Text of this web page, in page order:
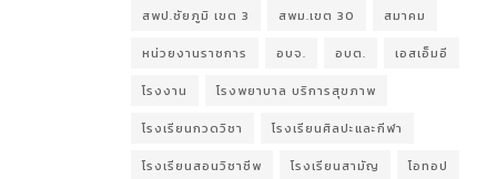
สพป.ชัยภูมิ เขต 3 สพม.เขต 30 สมาคม
หน่วยงานราชการ อบจ. อบต. เอสเอ็มอี
โรงงาน โรงพยาบาล บริการสุขภาพ
โรงเรียนกวดวิชา โรงเรียนศิลปะและกีฬา
โรงเรียนสอนวิชาชีพ โรงเรียนสามัญ โอทอป